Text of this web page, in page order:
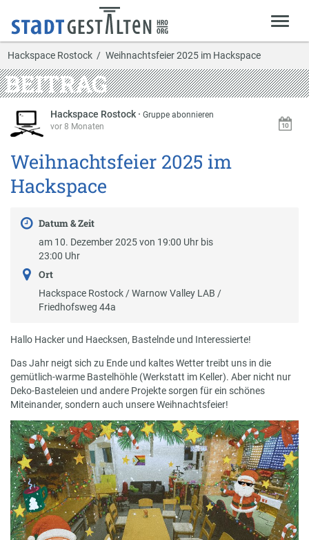
Hackspace Rostock Weihnachtsfeier 2025 im Hackspace
BEITRAG
Hackspace Rostock ·Gruppe abonnieren
vor 8 Monaten
Weihnachtsfeier 2025 im
Hackspace
Datum & Zeit
am 10. Dezember 2025 von 19:00 Uhr bis
23:00 Uhr
Ort
Hackspace Rostock / Warnow Valley LAB /
Friedhofsweg 44a
Hallo Hacker und Haecksen, Bastelnde und Interessierte!
Das Jahr neigt sich zu Ende und kaltes Wetter treibt uns in die
gemütlich-warme Bastelhöhle (Werkstatt im Keller). Aber nicht nur
Deko-Basteleien und andere Projekte sorgen für ein schönes
Miteinander, sondern auch unsere Weihnachtsfeier!